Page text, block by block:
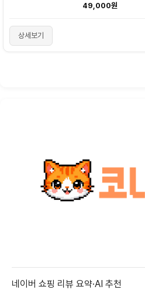
49,000원
상세보기
네이버 쇼핑 리뷰 요약·AI 추천